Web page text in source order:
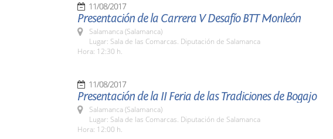
11/08/2017
Presentación de la Carrera V Desafío BTT Monleón
Salamanca (Salamanca)
Lugar: Sala de las Comarcas. Diputación de Salamanca
Hora: 12:30 h.
11/08/2017
Presentación de la II Feria de las Tradiciones de Bogajo
Salamanca (Salamanca)
Lugar: Sala de las Comarcas. Diputación de Salamanca
Hora: 12:00 h.